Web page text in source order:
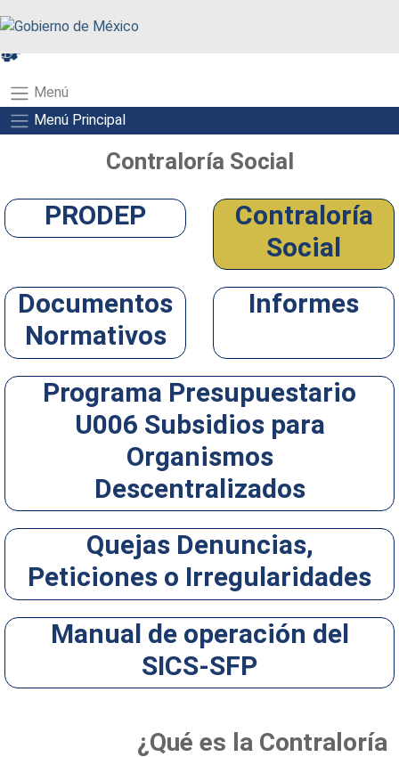
Menú
Menú Principal
Contraloría Social
PRODEP
Contraloría
Social
Documentos
Normativos
Informes
Programa Presupuestario
U006 Subsidios para
Organismos
Descentralizados
Quejas Denuncias,
Peticiones o Irregularidades
Manual de operación del
SICS-SFP
¿Qué es la Contraloría